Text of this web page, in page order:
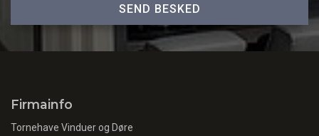
Firmainfo
Tornehave Vinduer og Døre